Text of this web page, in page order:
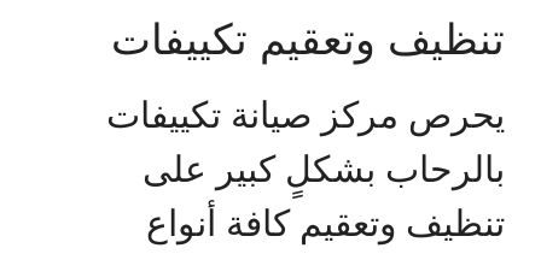
تنظيف وتعقيم تكييفات
يحرص مركز صيانة تكييفات
بالرحاب بشكلٍ كبير على
تنظيف وتعقيم كافة أنواع